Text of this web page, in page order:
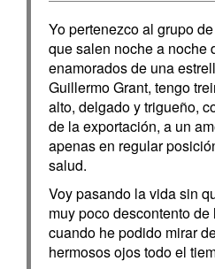
Yo pertenezco al grupo
que salen noche a noche
enamorados de una
Guillermo Grant, tengo
alto, delgado y trigueño,
de la exportación, a un
apenas en regular
salud.
Voy pasando la vida sin
muy poco descontento
cuando he podido mirar
hermosos ojos todo el